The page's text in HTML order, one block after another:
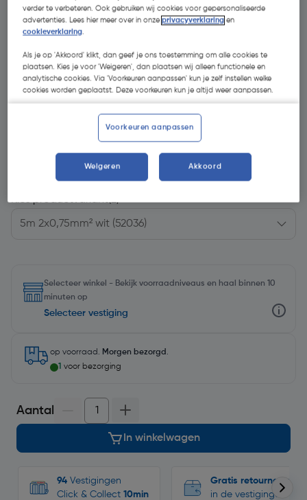
€ 2,35| Excl. btw € 1,94€ 0,47/m
Kies productvariant(2)
Selecteer winkel - Bekijk voorraadniveaus en haal binnen 10
minuten op
Selecteer vestiging
op voorraad. Morgen bezorgd .
1 voor bezorging
Aantal
In winkelwagen
94 Vestigingen
Click & Collect 10min
Gratis retourneren
in de vestigingen
verder te verbeteren. Ook gebruiken wij cookies voor gepersonaliseerde
advertenties. Lees hier meer over in onzeprivacyverklaring en
cookieverklaring.
Als je op 'Akkoord' klikt, dan geef je ons toestemming om alle cookies te
plaatsen. Kies je voor 'Weigeren', dan plaatsen wij alleen functionele en
analytische cookies. Via 'Voorkeuren aanpassen' kun je zelf instellen welke
cookies worden geplaatst. Deze voorkeuren kun je altijd weer aanpassen.
Voorkeuren aanpassen
Weigeren Akkoord